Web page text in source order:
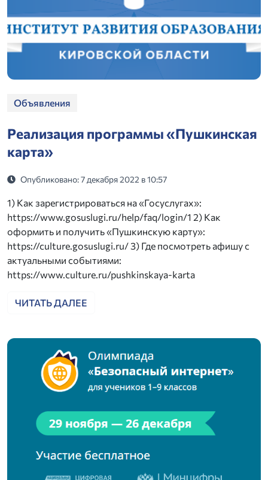
Объявления
Реализация программы «Пушкинская
карта»
Опубликовано: 7 декабря 2022 в 10:57
1) Как зарегистрироваться на «Госуслугах»:
https://www.gosuslugi.ru/help/faq/login/1 2) Как
оформить и получить «Пушкинскую карту»:
https://culture.gosuslugi.ru/ 3) Где посмотреть афишу с
актуальными событиями:
https://www.culture.ru/pushkinskaya-karta
ЧИТАТЬ ДАЛЕЕ